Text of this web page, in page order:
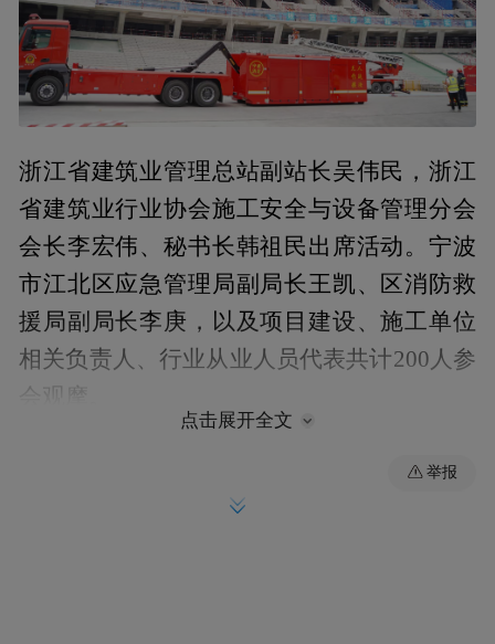
浙江省建筑业管理总站副站长吴伟民，浙江
省建筑业行业协会施工安全与设备管理分会
会长李宏伟、秘书长韩祖民出席活动。宁波
市江北区应急管理局副局长王凯、区消防救
援局副局长李庚，以及项目建设、施工单位
相关负责人、行业从业人员代表共计200人参
会观摩。
点击展开全文
举报